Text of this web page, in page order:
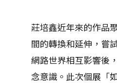
莊培鑫近年來的作品
間的轉換和延伸，嘗
網路世界相互影響後
念意識。此次個展「